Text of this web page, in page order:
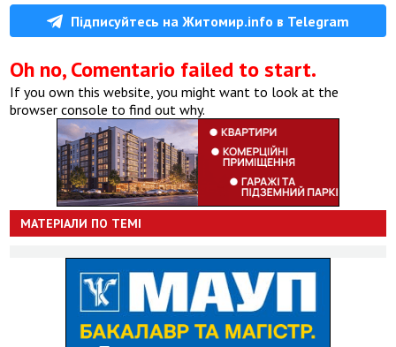
Підписуйтесь на Житомир.info в Telegram
Oh no, Comentario failed to start.
If you own this website, you might want to look at the
browser console to find out why.
МАТЕРІАЛИ ПО ТЕМІ